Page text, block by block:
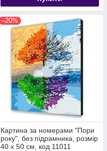
–20%
Картина за номерами "Пори
року", без підрамника, розмір
40 х 50 см, код 11011